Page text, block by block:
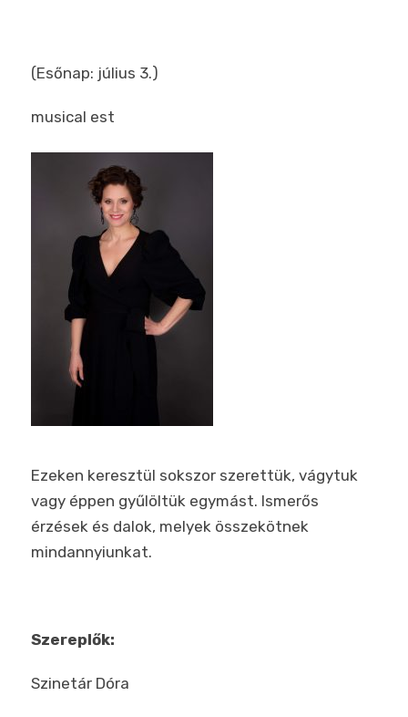
(Esőnap: július 3.)
musical est
Ezeken keresztül sokszor szerettük, vágytuk
vagy éppen gyűlöltük egymást. Ismerős
érzések és dalok, melyek összekötnek
mindannyiunkat.
Szereplők:
Szinetár Dóra